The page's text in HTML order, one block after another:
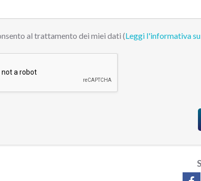
al trattamento dei miei dati (Leggi l'informativa